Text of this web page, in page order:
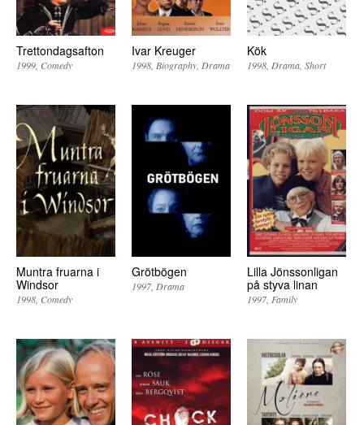
Trettondagsafton
1999 Comedy
Ivar Kreuger
1998 Biography Drama
Kök
1998 Drama Short
Muntra fruarna i
Windsor
1998 Comedy
Grötbögen
1997 Drama
Lilla Jönssonligan
på styva linan
1997 Family